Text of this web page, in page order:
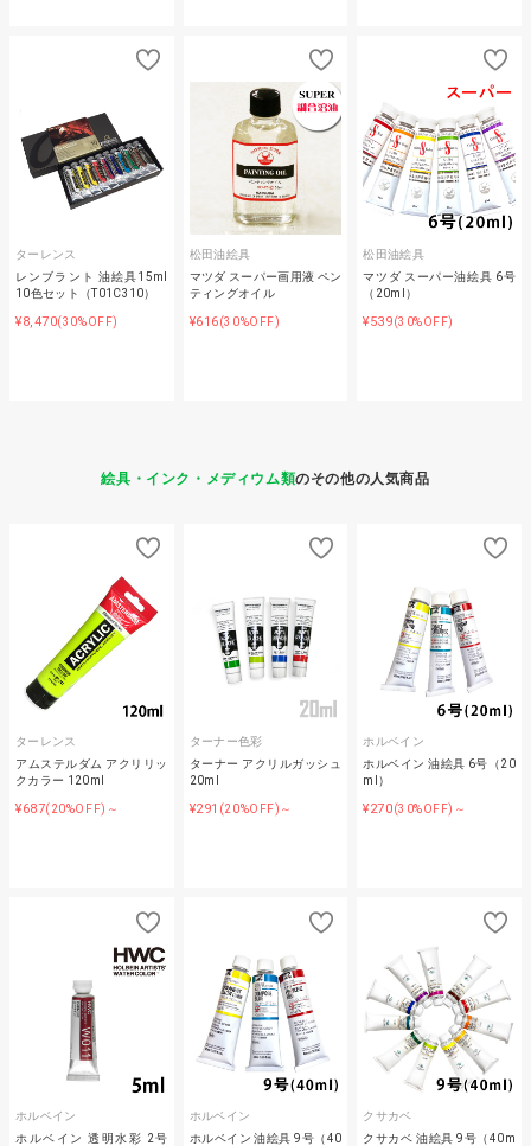
ターレンス
レンブラント 油絵具15ml
10色セット（T01C310）
¥8,470(30%OFF)
松田油絵具
マツダ スーパー画用液 ペン
ティングオイル
¥616(30%OFF)
松田油絵具
マツダ スーパー油絵具 6号
（20ml）
¥539(30%OFF)
絵具・インク・メディウム類のその他の人気商品
ターレンス
アムステルダム アクリリッ
クカラー 120ml
¥687(20%OFF)～
ターナー色彩
ターナー アクリルガッシュ
20ml
¥291 (20%OFF)～
ホルベイン
ホルベイン 油絵具 6号（20
ml）
¥270(30%OFF)～
ホルベイン
ホルベイン 透明水彩 2号
ホルベイン
ホルベイン 油絵具 9号（40
クサカベ
クサカベ 油絵具 9号（40m